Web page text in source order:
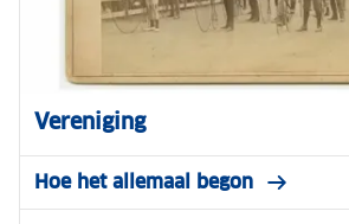
Vereniging
Hoe het allemaal begon